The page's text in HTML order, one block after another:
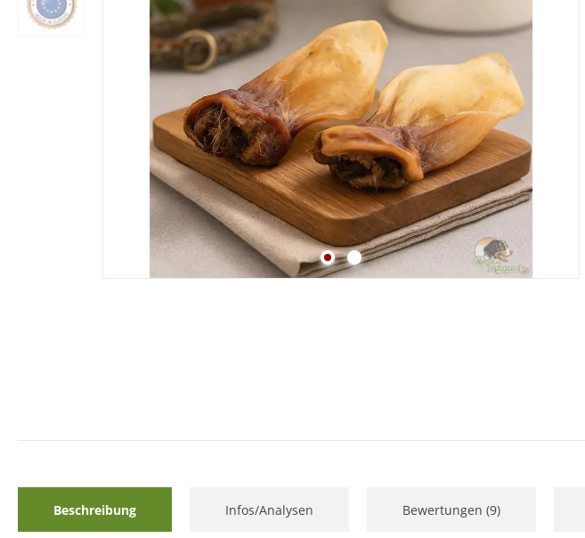
Strossen
Fleisch
Lunge
Pansen & Lunge
Leber & Herz
Schwanz & Ochsenschwanz
Nasen
Maul & Lefzen
Knochen & Beine
Beschreibung Infos/Analysen Bewertungen (9)